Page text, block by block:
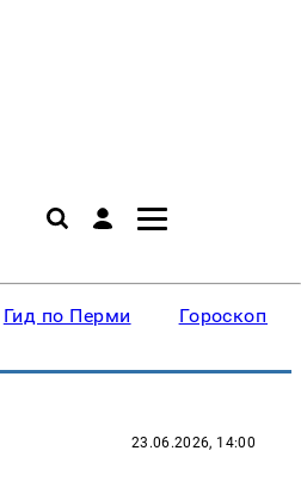
Гид по Перми Гороскопы
23.06.2026, 14:00